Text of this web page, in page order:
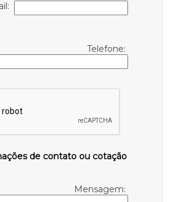
Telefone:
de contato ou cotação
Mensagem: